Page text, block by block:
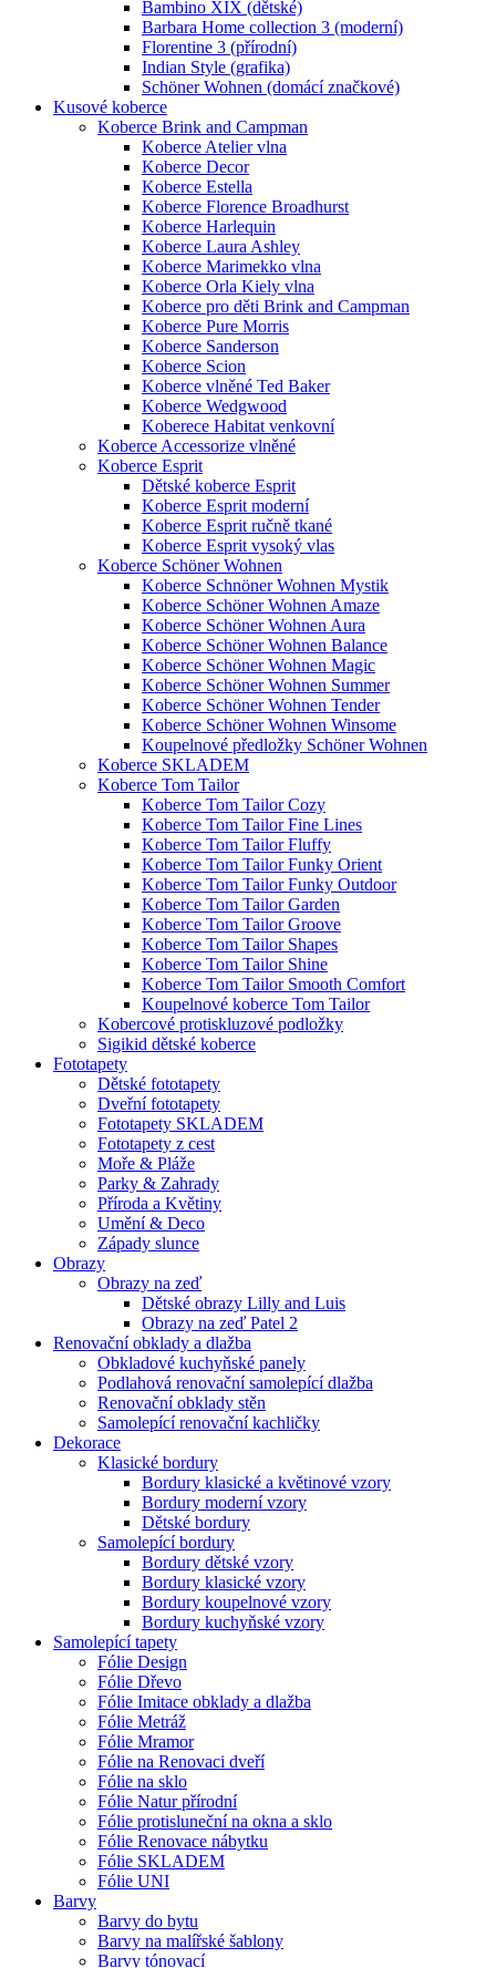
Bambino XIX (dětské)
Barbara Home collection 3 (moderní)
Florentine 3 (přírodní)
Indian Style (grafika)
Schöner Wohnen (domácí značkové)
Kusové koberce
Koberce Brink and Campman
Koberce Atelier vlna
Koberce Decor
Koberce Estella
Koberce Florence Broadhurst
Koberce Harlequin
Koberce Laura Ashley
Koberce Marimekko vlna
Koberce Orla Kiely vlna
Koberce pro děti Brink and Campman
Koberce Pure Morris
Koberce Sanderson
Koberce Scion
Koberce vlněné Ted Baker
Koberce Wedgwood
Koberece Habitat venkovní
Koberce Accessorize vlněné
Koberce Esprit
Dětské koberce Esprit
Koberce Esprit moderní
Koberce Esprit ručně tkané
Koberce Esprit vysoký vlas
Koberce Schöner Wohnen
Koberce Schnöner Wohnen Mystik
Koberce Schöner Wohnen Amaze
Koberce Schöner Wohnen Aura
Koberce Schöner Wohnen Balance
Koberce Schöner Wohnen Magic
Koberce Schöner Wohnen Summer
Koberce Schöner Wohnen Tender
Koberce Schöner Wohnen Winsome
Koupelnové předložky Schöner Wohnen
Koberce SKLADEM
Koberce Tom Tailor
Koberce Tom Tailor Cozy
Koberce Tom Tailor Fine Lines
Koberce Tom Tailor Fluffy
Koberce Tom Tailor Funky Orient
Koberce Tom Tailor Funky Outdoor
Koberce Tom Tailor Garden
Koberce Tom Tailor Groove
Koberce Tom Tailor Shapes
Koberce Tom Tailor Shine
Koberce Tom Tailor Smooth Comfort
Koupelnové koberce Tom Tailor
Kobercové protiskluzové podložky
Sigikid dětské koberce
Fototapety
Dětské fototapety
Dveřní fototapety
Fototapety SKLADEM
Fototapety z cest
Moře & Pláže
Parky & Zahrady
Příroda a Květiny
Umění & Deco
Západy slunce
Obrazy
Obrazy na zeď
Dětské obrazy Lilly and Luis
Obrazy na zeď Patel 2
Renovační obklady a dlažba
Obkladové kuchyňské panely
Podlahová renovační samolepící dlažba
Renovační obklady stěn
Samolepící renovační kachličky
Dekorace
Klasické bordury
Bordury klasické a květinové vzory
Bordury moderní vzory
Dětské bordury
Samolepící bordury
Bordury dětské vzory
Bordury klasické vzory
Bordury koupelnové vzory
Bordury kuchyňské vzory
Samolepící tapety
Fólie Design
Fólie Dřevo
Fólie Imitace obklady a dlažba
Fólie Metráž
Fólie Mramor
Fólie na Renovaci dveří
Fólie na sklo
Fólie Natur přírodní
Fólie protisluneční na okna a sklo
Fólie Renovace nábytku
Fólie SKLADEM
Fólie UNI
Barvy
Barvy do bytu
Barvy na malířské šablony
Barvy tónovací